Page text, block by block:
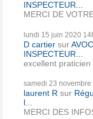
INSPECTEUR...
MERCI DE
lundi 15 juin 2020
D cartier sur
INSPECTEUR...
excellent praticien
samedi 23 novembre
laurent R sur
l...
MERCI DES